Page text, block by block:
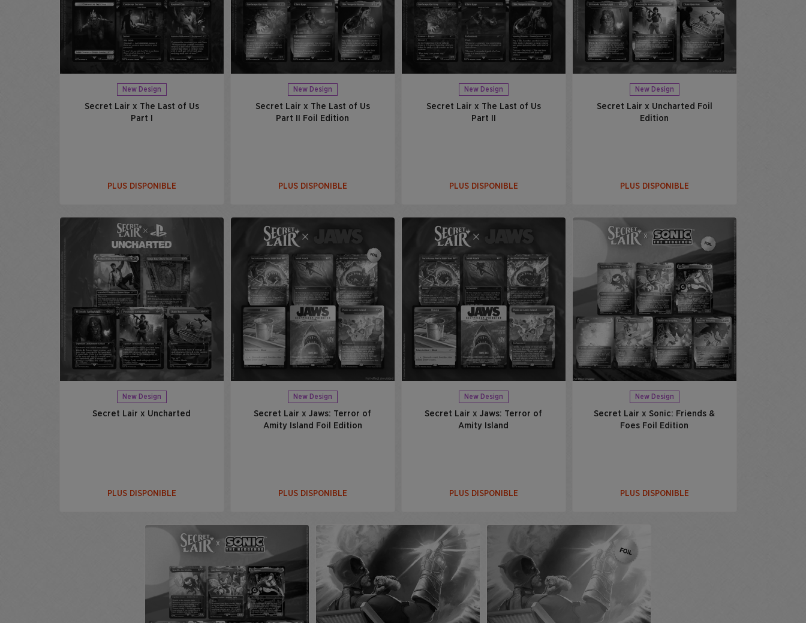
New Design
Secret Lair x The Last of Us
Part I
PLUS DISPONIBLE
New Design
Secret Lair x The Last of Us
Part II Foil Edition
PLUS DISPONIBLE
New Design
Secret Lair x The Last of Us
Part II
PLUS DISPONIBLE
New Design
Secret Lair x Uncharted Foil
Edition
PLUS DISPONIBLE
New Design
Secret Lair x Uncharted
PLUS DISPONIBLE
New Design
Secret Lair x Jaws: Terror of
Amity Island Foil​ Edition
PLUS DISPONIBLE
New Design
Secret Lair x Jaws: Terror of
Amity Island​
PLUS DISPONIBLE
New Design
Secret Lair x Sonic: Friends &
Foes Foil Edition
PLUS DISPONIBLE